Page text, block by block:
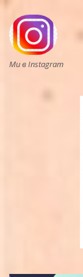
Ми в Instagram